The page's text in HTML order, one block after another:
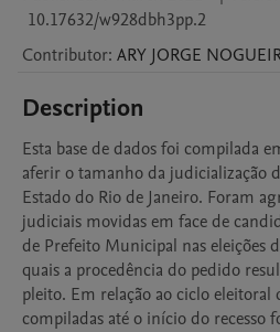
10.17632/w928dbh3pp.2
Contributor: ARY JORGE
Description
Esta base de dados foi compilada
aferir o tamanho da judicialização
Estado do Rio de Janeiro. Foram
judiciais movidas em face de
de Prefeito Municipal nas eleições
quais a procedência do pedido
pleito. Em relação ao ciclo eleitoral
compiladas até o início do recesso